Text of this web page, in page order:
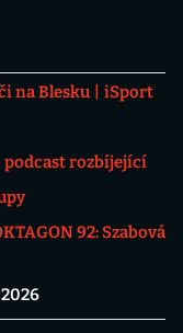
na Blesku
iSport
podcast rozbíjející
92: Szabová